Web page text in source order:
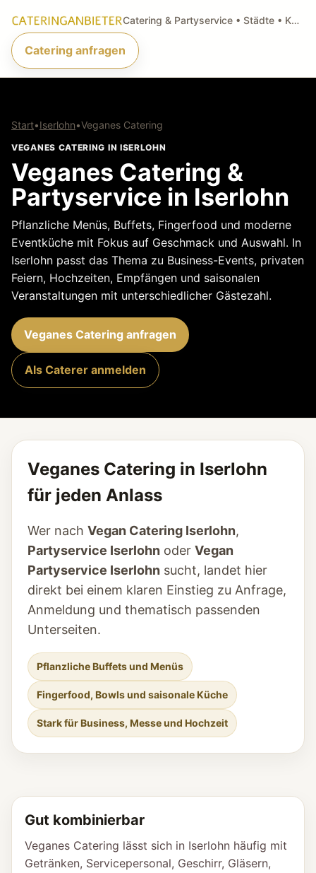
Catering & Partyservice • Städte • Küchenarten • Anfragen
Catering anfragen
Start•Iserlohn•Veganes Catering
VEGANES CATERING IN ISERLOHN
Veganes Catering &
Partyservice in Iserlohn
Pflanzliche Menüs, Buffets, Fingerfood und moderne
Eventküche mit Fokus auf Geschmack und Auswahl. In
Iserlohn passt das Thema zu Business-Events, privaten
Feiern, Hochzeiten, Empfängen und saisonalen
Veranstaltungen mit unterschiedlicher Gästezahl.
Veganes Catering anfragen
Als Caterer anmelden
Veganes Catering in Iserlohn
für jeden Anlass
Wer nach Vegan Catering Iserlohn,
Partyservice Iserlohn oder Vegan
Partyservice Iserlohn sucht, landet hier
direkt bei einem klaren Einstieg zu Anfrage,
Anmeldung und thematisch passenden
Unterseiten.
Pflanzliche Buffets und Menüs
Fingerfood, Bowls und saisonale Küche
Stark für Business, Messe und Hochzeit
Gut kombinierbar
Veganes Catering lässt sich in Iserlohn häufig mit
Getränken, Servicepersonal, Geschirr, Gläsern,